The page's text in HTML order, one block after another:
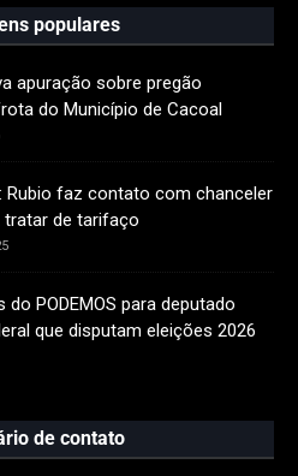
populares
apuração sobre pregão
do Município de Cacoal
Rubio faz contato com chanceler
tratar de tarifaço
PODEMOS para deputado
que disputam eleições 2026
de contato